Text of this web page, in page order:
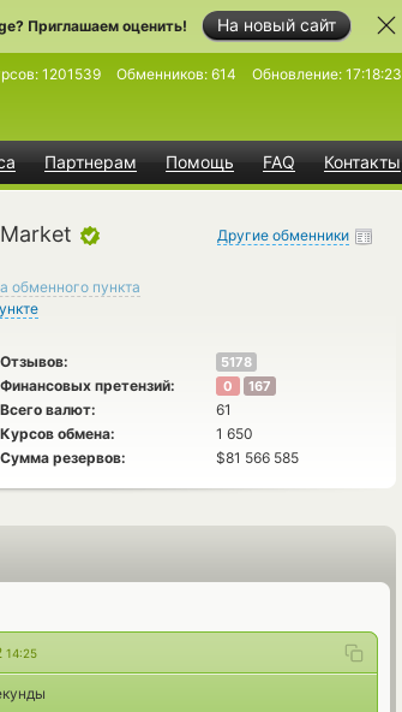
На новый сайт
Приглашаем оценить!
Партнерам Помощь FAQ Контакты
1201539 Обменников: 614 Обновление: 17:18:23
обменного пункта
Другие обменники
Отзывов: 5178
Финансовых претензий: 0 167
Всего валют:
61
Курсов обмена:
1 650
Сумма резервов: $81 566 585
14:25